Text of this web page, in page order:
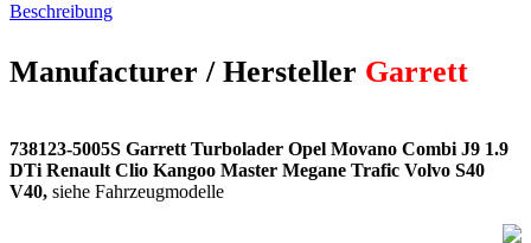
Beschreibung
Manufacturer / Hersteller Garrett
738123-5005S Garrett Turbolader Opel Movano Combi J9 1.9
DTi Renault Clio Kangoo Master Megane Trafic Volvo S40
V40, siehe Fahrzeugmodelle